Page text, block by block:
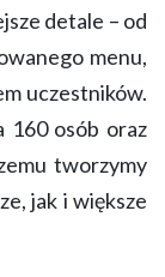
detale – od
menu,
uczestników.
160 osób oraz
tworzymy
jak i większe